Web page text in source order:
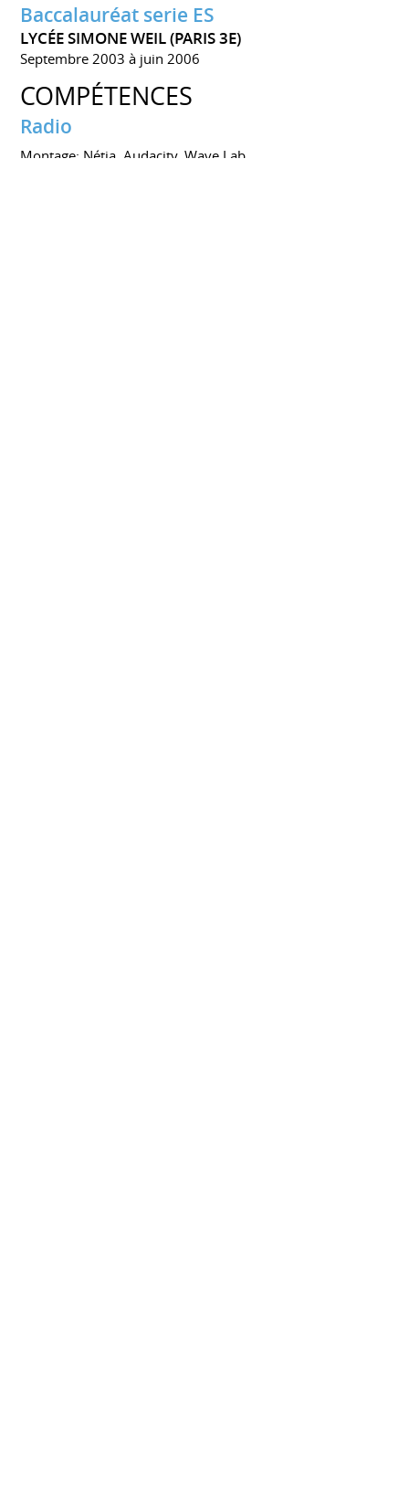
Baccalauréat serie ES
LYCÉE SIMONE WEIL (PARIS 3E)
Septembre 2003 à juin 2006
COMPÉTENCES
Radio
Montage: Nétia, Audacity, Wave Lab